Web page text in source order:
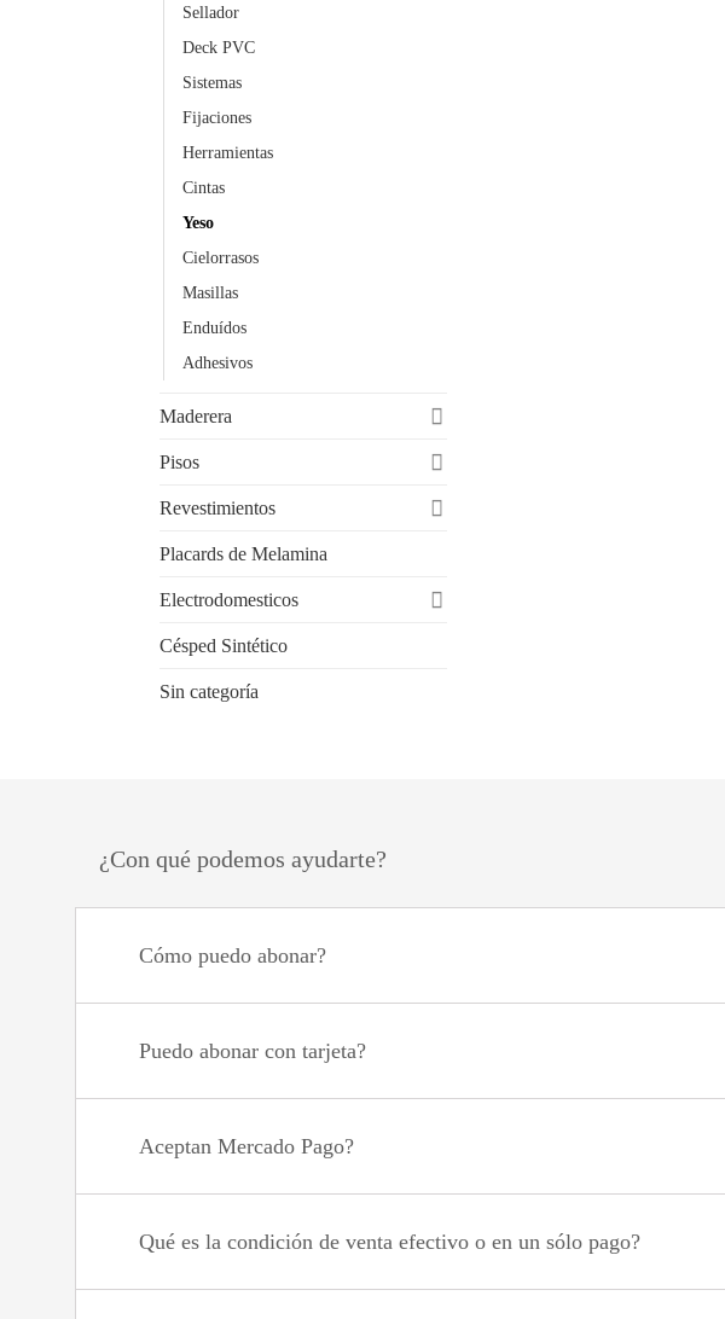
Sellador
Deck PVC
Sistemas
Fijaciones
Herramientas
Cintas
Yeso
Cielorrasos
Masillas
Enduídos
Adhesivos
Maderera
Pisos
Revestimientos
Placards de Melamina
Electrodomesticos
Césped Sintético
Sin categoría
¿Con qué podemos ayudarte?
Cómo puedo abonar?
Puedo abonar con tarjeta?
Aceptan Mercado Pago?
Qué es la condición de venta efectivo o en un sólo pago?